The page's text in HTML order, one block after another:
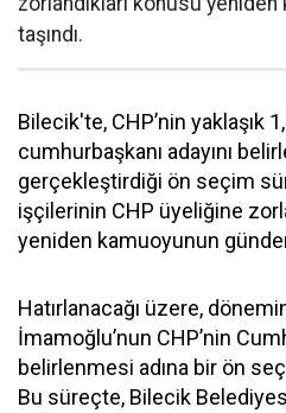
taşındı.
Bilecik'te, CHP’nin yaklaşık
cumhurbaşkanı adayını
gerçekleştirdiği ön seçim
işçilerinin CHP üyeliğine
yeniden kamuoyunun
Hatırlanacağı üzere,
İmamoğlu’nun CHP’nin
belirlenmesi adına bir ön
Bu süreçte, Bilecik